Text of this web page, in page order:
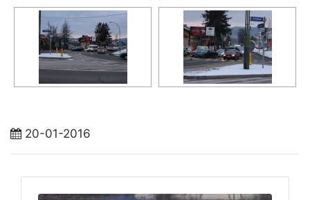
20-01-2016